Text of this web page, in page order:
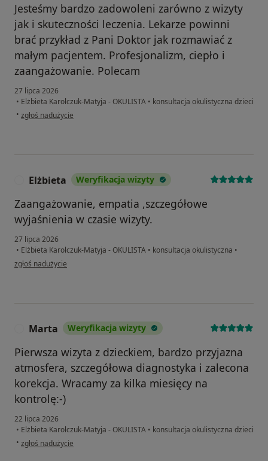
Jesteśmy bardzo zadowoleni zarówno z wizyty
jak i skuteczności leczenia. Lekarze powinni
brać przykład z Pani Doktor jak rozmawiać z
małym pacjentem. Profesjonalizm, ciepło i
zaangażowanie. Polecam
27 lipca 2026
• Elżbieta Karolczuk-Matyja - OKULISTA • konsultacja okulistyczna dzieci
• w opinii użytkownika K.J.
zgłoś nadużycie
Elżbieta Weryfikacja wizyty
Zaangażowanie, empatia ,szczegółowe
wyjaśnienia w czasie wizyty.
27 lipca 2026
• Elżbieta Karolczuk-Matyja - OKULISTA • konsultacja okulistyczna •
w opinii użytkownika Elżbieta
zgłoś nadużycie
Marta Weryfikacja wizyty
Pierwsza wizyta z dzieckiem, bardzo przyjazna
atmosfera, szczegółowa diagnostyka i zalecona
korekcja. Wracamy za kilka miesięcy na
kontrolę:-)
22 lipca 2026
• Elżbieta Karolczuk-Matyja - OKULISTA • konsultacja okulistyczna dzieci
• w opinii użytkownika Marta
zgłoś nadużycie